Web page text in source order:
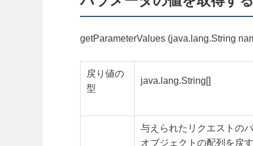
getParameterValues (java.lang.String
戻り値の
型
java.lang.String[]
与えられたリクエストの
オブジェクトの配列を戻